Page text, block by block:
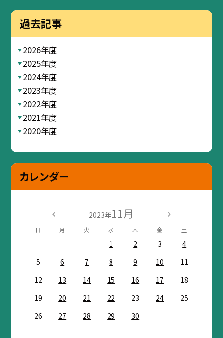
過去記事
2026年度
2025年度
2024年度
2023年度
2022年度
2021年度
2020年度
カレンダー
2023年11月
日 月 火 水 木 金 土
1 2 3
4
5
6 7 8 9 10
11
12
13 14 15 16 17
18
19
20 21 22 23 24
25
26
27 28 29 30